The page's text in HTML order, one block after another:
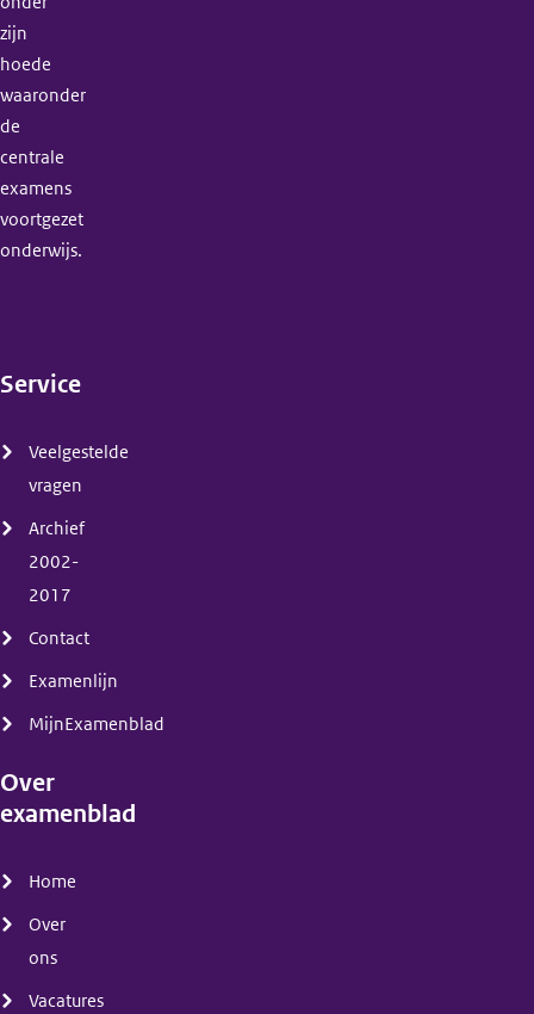
zijn
hoede
waaronder
de
centrale
examens
voortgezet
onderwijs.
Service
Veelgestelde
vragen
Archief
2002-
2017
Contact
Examenlijn
MijnExamenblad
Over
examenblad
Home
Over
ons
Vacatures